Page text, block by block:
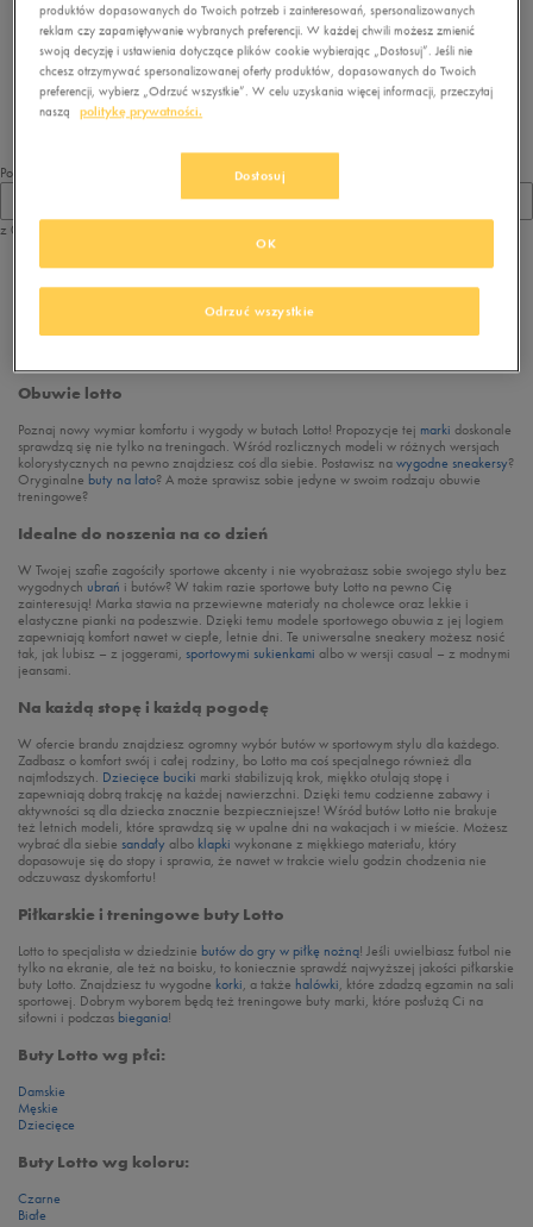
Brak produktów do wyświetlenia
Zmień kryteria wyszukiwania lub
usuń wybrane filtry
Pokaż
z 0
z1
Obuwie lotto
Poznaj nowy wymiar komfortu i wygody w butach Lotto! Propozycje tej marki doskonale
sprawdzą się nie tylko na treningach. Wśród rozlicznych modeli w różnych wersjach
kolorystycznych na pewno znajdziesz coś dla siebie. Postawisz nawygodne sneakersy?
Oryginalne buty na lato? A może sprawisz sobie jedyne w swoim rodzaju obuwie
treningowe?
Idealne do noszenia na co dzień
W Twojej szafie zagościły sportowe akcenty i nie wyobrażasz sobie swojego stylu bez
wygodnych ubrań i butów? W takim razie sportowe buty Lotto na pewno Cię
zainteresują! Marka stawia na przewiewne materiały na cholewce oraz lekkie i
elastyczne pianki na podeszwie. Dzięki temu modele sportowego obuwia z jej logiem
zapewniają komfort nawet w ciepłe, letnie dni. Te uniwersalne sneakery możesz nosić
tak, jak lubisz – z joggerami, sportowymi sukienkami albo w wersji casual – z modnymi
jeansami.
Na każdą stopę i każdą pogodę
W ofercie brandu znajdziesz ogromny wybór butów w sportowym stylu dla każdego.
Zadbasz o komfort swój i całej rodziny, bo Lotto ma coś specjalnego również dla
najmłodszych. Dziecięce buciki marki stabilizują krok, miękko otulają stopę i
zapewniają dobrą trakcję na każdej nawierzchni. Dzięki temu codzienne zabawy i
aktywności są dla dziecka znacznie bezpieczniejsze! Wśród butów Lotto nie brakuje
też letnich modeli, które sprawdzą się w upalne dni na wakacjach i w mieście. Możesz
wybrać dla siebie sandały albo klapki wykonane z miękkiego materiału, który
dopasowuje się do stopy i sprawia, że nawet w trakcie wielu godzin chodzenia nie
odczuwasz dyskomfortu!
Piłkarskie i treningowe buty Lotto
Lotto to specjalista w dziedzinie butów do gry w piłkę nożną! Jeśli uwielbiasz futbol nie
tylko na ekranie, ale też na boisku, to koniecznie sprawdź najwyższej jakości piłkarskie
buty Lotto. Znajdziesz tu wygodne korki, a także halówki, które zdadzą egzamin na sali
sportowej. Dobrym wyborem będą też treningowe buty marki, które posłużą Ci na
siłowni i podczas biegania!
Buty Lotto wg płci:
Damskie
Męskie
Dziecięce
Buty Lotto wg koloru:
Czarne
Białe
produktów dopasowanych do Twoich potrzeb i zainteresowań, spersonalizowanych
reklam czy zapamiętywanie wybranych preferencji. W każdej chwili możesz zmienić
swoją decyzję i ustawienia dotyczące plików cookie wybierając „Dostosuj”. Jeśli nie
chcesz otrzymywać spersonalizowanej oferty produktów, dopasowanych do Twoich
preferencji, wybierz „Odrzuć wszystkie”. W celu uzyskania więcej informacji, przeczytaj
naszą
politykę prywatności.
Dostosuj
Odrzuć wszystkie
OK